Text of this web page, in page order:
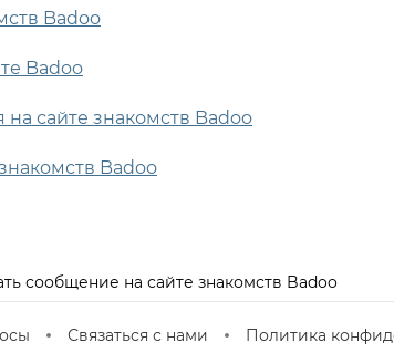
Badoo
Badoo
сайте знакомств Badoo
Badoo
сообщение на сайте знакомств Badoo
Связаться с нами Политика